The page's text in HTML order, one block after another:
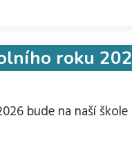
roku
bude na naší